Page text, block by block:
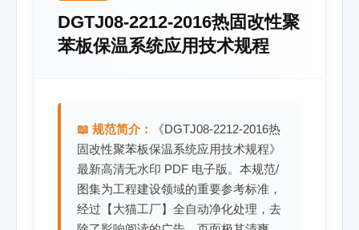
DGTJ08-2212-2016热固改性聚
苯板保温系统应用技术规程
📖 规范简介：
《DGTJ08-2212-2016热
固改性聚苯板保温系统应用技术规程》
最新高清无水印 PDF 电子版。本规范/
图集为工程建设领域的重要参考标准，
经过【大猫工厂】全自动净化处理，去